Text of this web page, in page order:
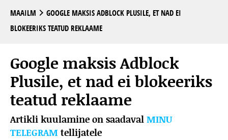
MAAILM
GOOGLE MAKSIS ADBLOCK PLUSILE, ET NAD EI
BLOKEERIKS TEATUD REKLAAME
Google maksis Adblock
Plusile, et nad ei blokeeriks
teatud reklaame
Artikli kuulamine on saadaval MINU
TELEGRAM tellijatele